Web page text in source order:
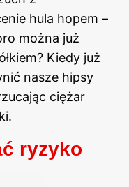
hula hopem –
można już
Kiedy już
nasze hipsy
ciężar
ryzyko